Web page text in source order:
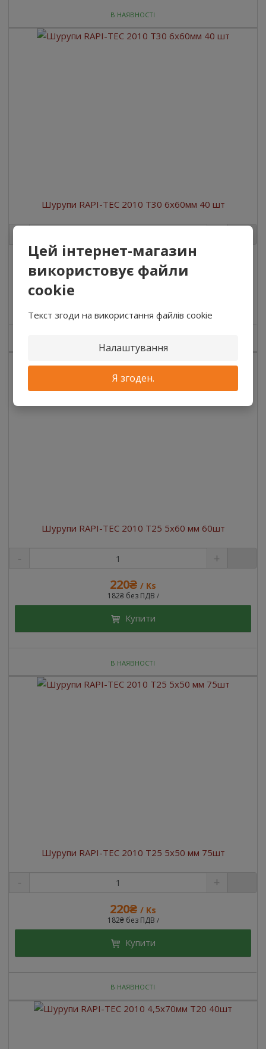
Цей інтернет-магазин
використовує файли
cookie
Текст згоди на використання файлів cookie
Налаштування
Я згоден.
В НАЯВНОСТІ
Шурупи RAPI-TEC 2010 T30 6x60мм 40 шт
0₴
182₴ без ПДВ/
Шурупи RAPI-TEC 2010 T25 5x60 мм 60шт
220₴ / Ks
182₴ без ПДВ /
Купити
В НАЯВНОСТІ
Шурупи RAPI-TEC 2010 T25 5x50 мм 75шт
220₴ / Ks
182₴ без ПДВ /
Купити
В НАЯВНОСТІ